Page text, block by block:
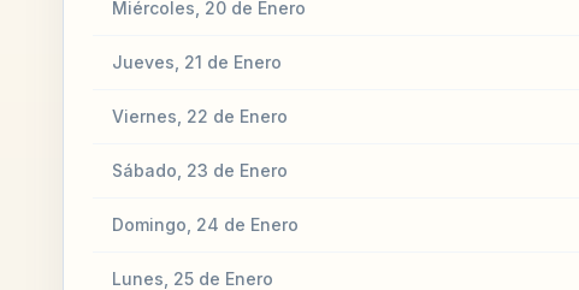
Miércoles, 20 de Enero
Jueves, 21 de Enero
Viernes, 22 de Enero
Sábado, 23 de Enero
Domingo, 24 de Enero
Lunes, 25 de Enero